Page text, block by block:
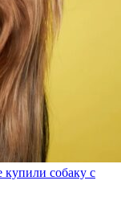
купили собаку с